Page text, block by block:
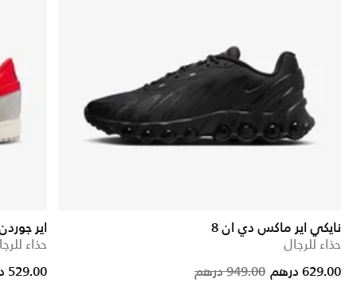
نايكي اير ماكس دي ان 8
حذاء للرجال
Price
949.00 درهم to
629.00 درهم
اير
حذاء
529.00 درهم